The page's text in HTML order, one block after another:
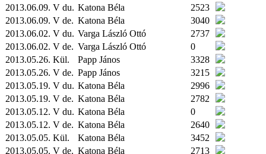
2013.06.09. V du. Katona Béla
2523
2013.06.09. V de. Katona Béla
3040
2013.06.02. V du. Varga László Ottó
2737
2013.06.02. V de. Varga László Ottó
0
2013.05.26. Kül. Papp János
3328
2013.05.26. V de. Papp János
3215
2013.05.19. V du. Katona Béla
2996
2013.05.19. V de. Katona Béla
2782
2013.05.12. V du. Katona Béla
0
2013.05.12. V de. Katona Béla
2640
2013.05.05. Kül. Katona Béla
3452
2013.05.05. V de. Katona Béla 2713